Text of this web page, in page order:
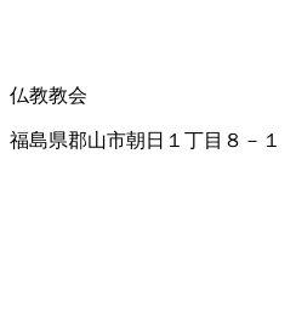
仏教教会
福島県郡山市朝日１丁目８－１